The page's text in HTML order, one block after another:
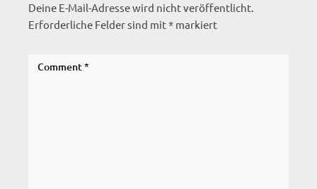
Deine E-Mail-Adresse wird nicht veröffentlicht.
Erforderliche Felder sind mit* markiert